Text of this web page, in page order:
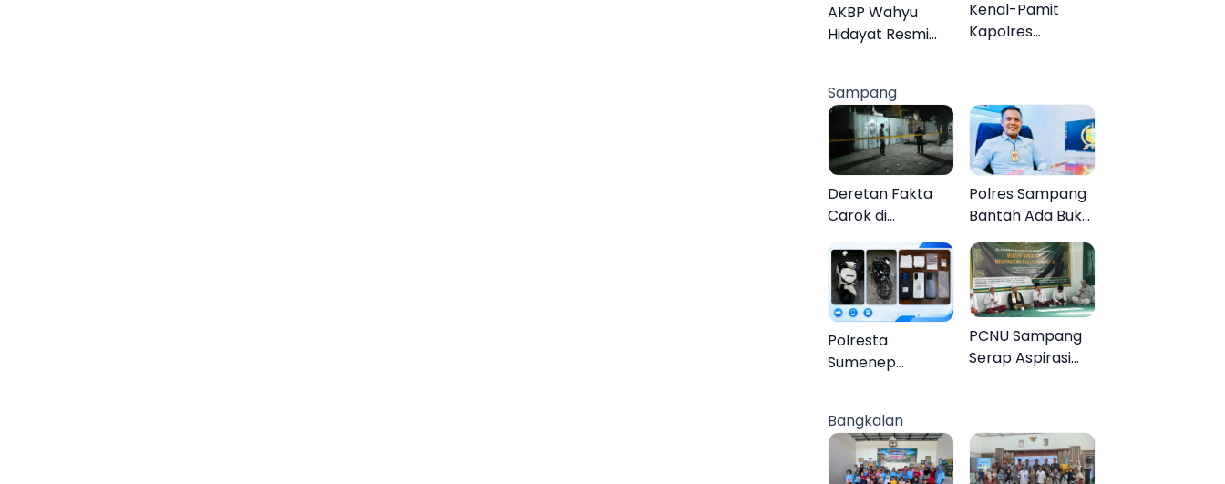
Organisasi
AKBP Wahyu
Hidayat Resmi
Disambut Tradisi
Gerbang Pora
Kenal-Pamit
Kapolres
Cenderamata
untuk AKBP
Hendra
Sampang
Deretan Fakta
Carok di
60 Tahun Duel
Melawan 2 Pria
Polres Sampang
Bantah Ada Bukti
Kasus Rudapaksa
Anak 27
Tersangka
Polresta
Sumenep
Sampang, Tiga
Pengedar
Ditangkap
PCNU Sampang
Serap Aspirasi
Bangkalan